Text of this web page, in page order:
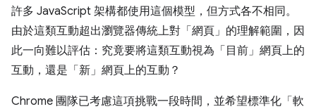
許多 JavaScript 架構都使用這個模型，但方式各不相同。
由於這類互動超出瀏覽器傳統上對「網頁」的理解範圍，因
此一向難以評估：究竟要將這類互動視為「目前」 網頁上的
互動，還是「新」 網頁上的互動？
Chrome 團隊已考慮這項挑戰一段時間，並希望標準化「軟